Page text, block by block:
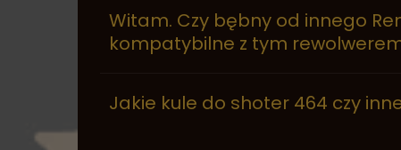
Witam. Czy bębny od innego
kompatybilne z tym
Jakie kule do shoter 464 czy